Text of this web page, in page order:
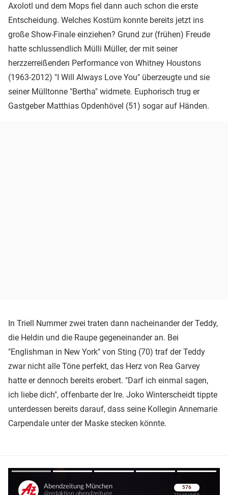
Axolotl und dem Mops fiel dann auch schon die erste
Entscheidung. Welches Kostüm konnte bereits jetzt ins
große Show-Finale einziehen? Grund zur (frühen) Freude
hatte schlussendlich Mülli Müller, der mit seiner
herzzerreißenden Performance von Whitney Houstons
(1963-2012) "I Will Always Love You" überzeugte und sie
seiner Mülltonne "Bertha" widmete. Euphorisch trug er
Gastgeber Matthias Opdenhövel (51) sogar auf Händen.
In Triell Nummer zwei traten dann nacheinander der Teddy,
die Heldin und die Raupe gegeneinander an. Bei
"Englishman in New York" von Sting (70) traf der Teddy
zwar nicht alle Töne perfekt, das Herz von Rea Garvey
hatte er dennoch bereits erobert. "Darf ich einmal sagen,
ich liebe dich", offenbarte der Ire. Joko Winterscheidt tippte
unterdessen bereits darauf, dass seine Kollegin Annemarie
Carpendale unter der Maske stecken könnte.